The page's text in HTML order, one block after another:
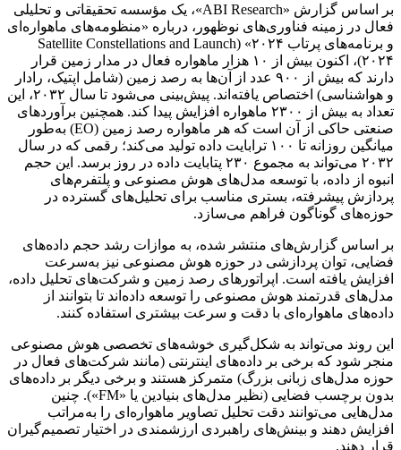
بر اساس گزارش «ABI Research»، یک مؤسسه تحقیقاتی و تحلیلی
فعال در زمینه فناوری‌های نوظهور، درباره «منظومه‌های ماهواره‌ای
و برنامه‌های پرتاب ۲۰۲۴» (Satellite Constellations and Launch
۲۰۲۴)، اکنون بیش از ۱۰ هزار ماهواره فعال در مدار زمین قرار
دارند که بیش از ۹۰۰ عدد از آن‌ها به رصد زمین (شامل اپتیک، رادار
و هواشناسی) اختصاص یافته‌اند. پیش‌بینی می‌شود تا سال ۲۰۳۲، این
تعداد به بیش از ۲۳۰۰ ماهواره افزایش پیدا کند. همچنین برآوردهای
صنعتی حاکی از آن است که هر ماهواره رصد زمین (EO) به‌طور
میانگین روزانه تا ۱۰۰ ترابایت داده تولید می‌کند؛ رقمی که در سال
۲۰۳۲ می‌تواند به مجموع ۲۳۰ پتابایت داده در روز برسد. این حجم
انبوه از داده، با توسعه مدل‌های هوش مصنوعی و پلتفرم‌های
پردازش پیشرفته، بستری مناسب برای تحلیل‌های گسترده در
حوزه‌های گوناگون فراهم می‌سازد.
بر اساس گزارش‌های منتشر شده، به موازات رشد حجم داده‌های
فضایی، توان پردازشی در حوزه هوش مصنوعی نیز به‌سرعت
افزایش یافته است. اپراتورهای رصد زمین و شرکت‌های تحلیل داده،
مدل‌های قدرتمند هوش مصنوعی را توسعه داده‌اند تا بتوانند از
داده‌های ماهواره‌ای با دقت و سرعت بیشتری استفاده کنند.
این روند می‌تواند به شکل‌گیری خوشه‌های تخصصی هوش مصنوعی
منجر شود که برخی بر داده‌های اینترنتی (مانند شرکت‌های فعال در
حوزه مدل‌های زبانی بزرگ) متمرکز هستند و برخی دیگر بر داده‌های
بدون برچسب فضایی (نظیر مدل‌های بنیادین یا «FM»). چنین
مدل‌هایی می‌توانند دقت تحلیل تصاویر ماهواره‌ای را به‌مراتب
افزایش دهند و بینش‌های راهبردی ارزشمندی در اختیار تصمیم‌گیران
قرار دهند.